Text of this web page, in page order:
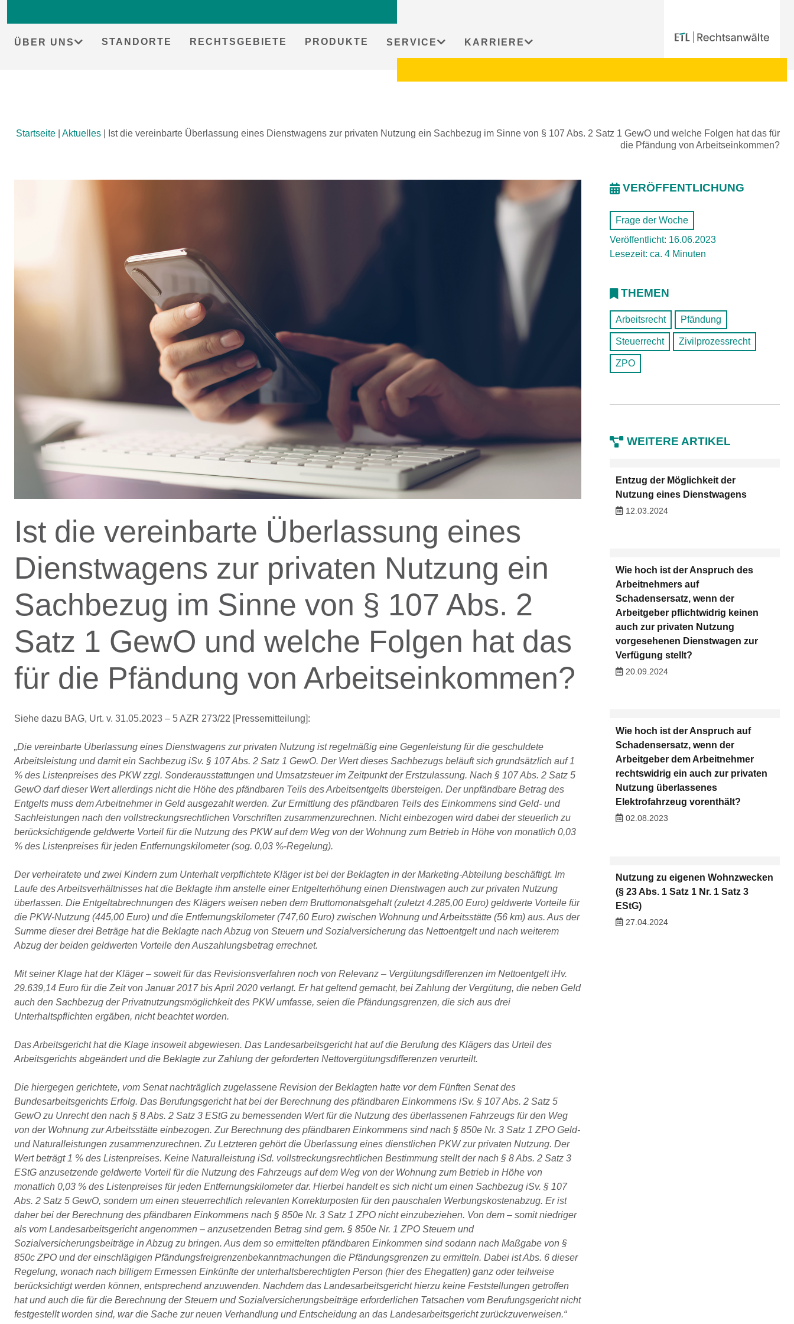
ÜBER UNS STANDORTE RECHTSGEBIETE PRODUKTE SERVICE KARRIERE
Startseite Aktuelles
Ist die vereinbarte Überlassung eines Dienstwagens zur privaten Nutzung ein Sachbezug im Sinne von § 107 Abs. 2 Satz 1 GewO und welche Folgen hat das für
die Pfändung von Arbeitseinkommen?
Ist die vereinbarte Überlassung eines
Dienstwagens zur privaten Nutzung ein
Sachbezug im Sinne von § 107 Abs. 2
Satz 1 GewO und welche Folgen hat das
für die Pfändung von Arbeitseinkommen?
Siehe dazu BAG, Urt. v. 31.05.2023 – 5 AZR 273/22 [Pressemitteilung]:
„Die vereinbarte Überlassung eines Dienstwagens zur privaten Nutzung ist regelmäßig eine Gegenleistung für die geschuldete
Arbeitsleistung und damit ein Sachbezug iSv. § 107 Abs. 2 Satz 1 GewO. Der Wert dieses Sachbezugs beläuft sich grundsätzlich auf 1
% des Listenpreises des PKW zzgl. Sonderausstattungen und Umsatzsteuer im Zeitpunkt der Erstzulassung. Nach § 107 Abs. 2 Satz 5
GewO darf dieser Wert allerdings nicht die Höhe des pfändbaren Teils des Arbeitsentgelts übersteigen. Der unpfändbare Betrag des
Entgelts muss dem Arbeitnehmer in Geld ausgezahlt werden. Zur Ermittlung des pfändbaren Teils des Einkommens sind Geld- und
Sachleistungen nach den vollstreckungsrechtlichen Vorschriften zusammenzurechnen. Nicht einbezogen wird dabei der steuerlich zu
berücksichtigende geldwerte Vorteil für die Nutzung des PKW auf dem Weg von der Wohnung zum Betrieb in Höhe von monatlich 0,03
% des Listenpreises für jeden Entfernungskilometer (sog. 0,03 %-Regelung).
Der verheiratete und zwei Kindern zum Unterhalt verpflichtete Kläger ist bei der Beklagten in der Marketing-Abteilung beschäftigt. Im
Laufe des Arbeitsverhältnisses hat die Beklagte ihm anstelle einer Entgelterhöhung einen Dienstwagen auch zur privaten Nutzung
überlassen. Die Entgeltabrechnungen des Klägers weisen neben dem Bruttomonatsgehalt (zuletzt 4.285,00 Euro) geldwerte Vorteile für
die PKW-Nutzung (445,00 Euro) und die Entfernungskilometer (747,60 Euro) zwischen Wohnung und Arbeitsstätte (56 km) aus. Aus der
Summe dieser drei Beträge hat die Beklagte nach Abzug von Steuern und Sozialversicherung das Nettoentgelt und nach weiterem
Abzug der beiden geldwerten Vorteile den Auszahlungsbetrag errechnet.
Mit seiner Klage hat der Kläger – soweit für das Revisionsverfahren noch von Relevanz – Vergütungsdifferenzen im Nettoentgelt iHv.
29.639,14 Euro für die Zeit von Januar 2017 bis April 2020 verlangt. Er hat geltend gemacht, bei Zahlung der Vergütung, die neben Geld
auch den Sachbezug der Privatnutzungsmöglichkeit des PKW umfasse, seien die Pfändungsgrenzen, die sich aus drei
Unterhaltspflichten ergäben, nicht beachtet worden.
Das Arbeitsgericht hat die Klage insoweit abgewiesen. Das Landesarbeitsgericht hat auf die Berufung des Klägers das Urteil des
Arbeitsgerichts abgeändert und die Beklagte zur Zahlung der geforderten Nettovergütungsdifferenzen verurteilt.
Die hiergegen gerichtete, vom Senat nachträglich zugelassene Revision der Beklagten hatte vor dem Fünften Senat des
Bundesarbeitsgerichts Erfolg. Das Berufungsgericht hat bei der Berechnung des pfändbaren Einkommens iSv. § 107 Abs. 2 Satz 5
GewO zu Unrecht den nach § 8 Abs. 2 Satz 3 EStG zu bemessenden Wert für die Nutzung des überlassenen Fahrzeugs für den Weg
von der Wohnung zur Arbeitsstätte einbezogen. Zur Berechnung des pfändbaren Einkommens sind nach § 850e Nr. 3 Satz 1 ZPO Geld-
und Naturalleistungen zusammenzurechnen. Zu Letzteren gehört die Überlassung eines dienstlichen PKW zur privaten Nutzung. Der
Wert beträgt 1 % des Listenpreises. Keine Naturalleistung iSd. vollstreckungsrechtlichen Bestimmung stellt der nach § 8 Abs. 2 Satz 3
EStG anzusetzende geldwerte Vorteil für die Nutzung des Fahrzeugs auf dem Weg von der Wohnung zum Betrieb in Höhe von
monatlich 0,03 % des Listenpreises für jeden Entfernungskilometer dar. Hierbei handelt es sich nicht um einen Sachbezug iSv. § 107
Abs. 2 Satz 5 GewO, sondern um einen steuerrechtlich relevanten Korrekturposten für den pauschalen Werbungskostenabzug. Er ist
daher bei der Berechnung des pfändbaren Einkommens nach § 850e Nr. 3 Satz 1 ZPO nicht einzubeziehen. Von dem – somit niedriger
als vom Landesarbeitsgericht angenommen – anzusetzenden Betrag sind gem. § 850e Nr. 1 ZPO Steuern und
Sozialversicherungsbeiträge in Abzug zu bringen. Aus dem so ermittelten pfändbaren Einkommen sind sodann nach Maßgabe von §
850c ZPO und der einschlägigen Pfändungsfreigrenzenbekanntmachungen die Pfändungsgrenzen zu ermitteln. Dabei ist Abs. 6 dieser
Regelung, wonach nach billigem Ermessen Einkünfte der unterhaltsberechtigten Person (hier des Ehegatten) ganz oder teilweise
berücksichtigt werden können, entsprechend anzuwenden. Nachdem das Landesarbeitsgericht hierzu keine Feststellungen getroffen
hat und auch die für die Berechnung der Steuern und Sozialversicherungsbeiträge erforderlichen Tatsachen vom Berufungsgericht nicht
festgestellt worden sind, war die Sache zur neuen Verhandlung und Entscheidung an das Landesarbeitsgericht zurückzuverweisen.“
VERÖFFENTLICHUNG
Frage der Woche
Veröffentlicht: 16.06.2023
Lesezeit: ca. 4 Minuten
THEMEN
Arbeitsrecht Pfändung
Steuerrecht Zivilprozessrecht
ZPO
WEITERE ARTIKEL
Entzug der Möglichkeit der
Nutzung eines Dienstwagens
12.03.2024
Wie hoch ist der Anspruch des
Arbeitnehmers auf
Schadensersatz, wenn der
Arbeitgeber pflichtwidrig keinen
auch zur privaten Nutzung
vorgesehenen Dienstwagen zur
Verfügung stellt?
20.09.2024
Wie hoch ist der Anspruch auf
Schadensersatz, wenn der
Arbeitgeber dem Arbeitnehmer
rechtswidrig ein auch zur privaten
Nutzung überlassenes
Elektrofahrzeug vorenthält?
02.08.2023
Nutzung zu eigenen Wohnzwecken
(§ 23 Abs. 1 Satz 1 Nr. 1 Satz 3
EStG)
27.04.2024